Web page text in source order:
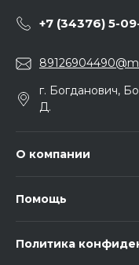
+7 (34376) 5-
г. Богданович,
Д.
О компании
Помощь
Политика